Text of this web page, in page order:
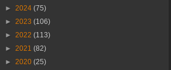
► 2024 (75)
► 2023 (106)
► 2022 (113)
► 2021 (82)
► 2020 (25)